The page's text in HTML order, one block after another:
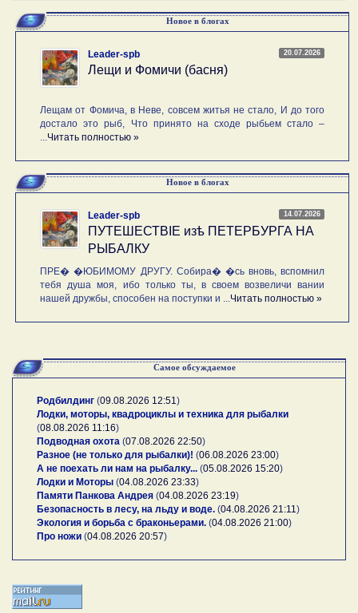
Новое в блогах
20.07.2026
Leader-spb
Лещи и Фомичи (басня)
Лещам от Фомича, в Неве, совсем житья не стало, И до того
достало это рыб, Что принято на сходе рыбьем стало –
Читать полностью »
Новое в блогах
14.07.2026
Leader-spb
ПУТЕШЕСТВIE изѣ ПЕТЕРБУРГА НА
РЫБАЛКУ
ПРЕ� �ЮБИМОМУ ДРУГУ. Собира� �сь вновь, вспомнил
тебя душа моя, ибо только ты, в своем возвеличи вании
нашей дружбы, способен на поступки и ... Читать полностью »
Самое обсуждаемое
Родбилдинг (09.08.2026 12:51 )
Лодки, моторы, квадроциклы и техника для рыбалки
(08.08.2026 11:16)
Подводная охота (07.08.2026 22:50)
Разное (не только для рыбалки)! (06.08.2026 23:00)
А не поехать ли нам на рыбалку... (05.08.2026 15:20)
Лодки и Моторы (04.08.2026 23:33)
Памяти Панкова Андрея (04.08.2026 23:19)
Безопасность в лесу, на льду и воде. (04.08.2026 21:11 )
Экология и борьба с браконьерами. (04.08.2026 21:00)
Про ножи (04.08.2026 20:57)